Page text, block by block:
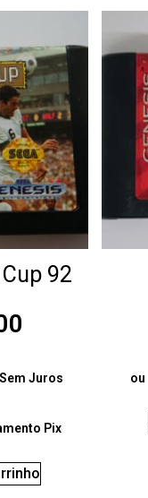
92
Sem Juros
Pix
ou